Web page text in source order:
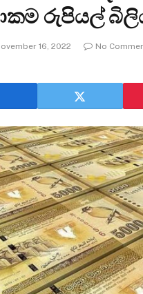
රුපියල්
16, 2022 No